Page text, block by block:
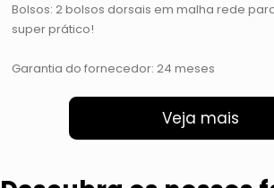
Bolsos: 2 bolsos dorsais em malha rede
super prático!
Garantia do fornecedor: 24 meses
Veja mais